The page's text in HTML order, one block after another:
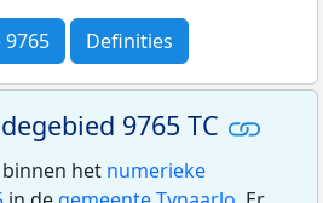
Definities
9765 TC
binnen het numerieke